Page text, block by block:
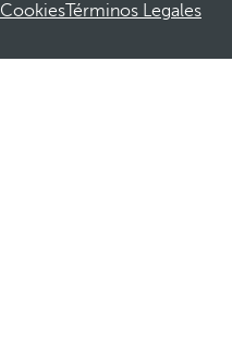
CookiesTérminos Legales